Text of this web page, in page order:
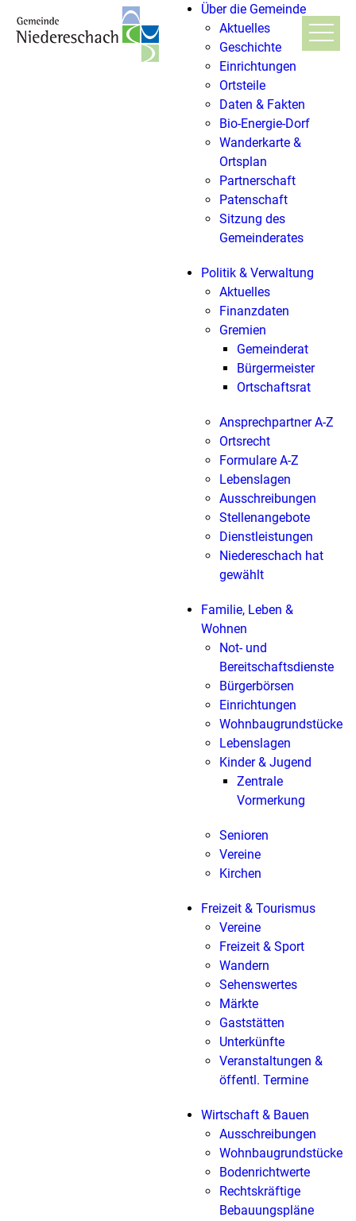
Über die Gemeinde
Aktuelles
Geschichte
Einrichtungen
Ortsteile
Daten & Fakten
Bio-Energie-Dorf
Wanderkarte &
Ortsplan
Partnerschaft
Patenschaft
Sitzung des
Gemeinderates
Politik & Verwaltung
Aktuelles
Finanzdaten
Gremien
Gemeinderat
Bürgermeister
Ortschaftsrat
Ansprechpartner A-Z
Ortsrecht
Formulare A-Z
Lebenslagen
Ausschreibungen
Stellenangebote
Dienstleistungen
Niedereschach hat
gewählt
Familie, Leben &
Wohnen
Not- und
Bereitschaftsdienste
Bürgerbörsen
Einrichtungen
Wohnbaugrundstücke
Lebenslagen
Kinder & Jugend
Zentrale
Vormerkung
Senioren
Vereine
Kirchen
Freizeit & Tourismus
Vereine
Freizeit & Sport
Wandern
Sehenswertes
Märkte
Gaststätten
Unterkünfte
Veranstaltungen &
öffentl. Termine
Wirtschaft & Bauen
Ausschreibungen
Wohnbaugrundstücke
Bodenrichtwerte
Rechtskräftige
Bebauungspläne